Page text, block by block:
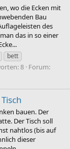
wo die Ecken mit
Bau
des
das in so einer
bett
8 Forum:
bauen. Der
Der Tisch soll
nahtlos (bis auf
dieser